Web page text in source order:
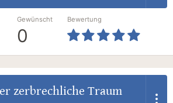
Gewünscht
0
Bewertung
zerbrechliche Traum